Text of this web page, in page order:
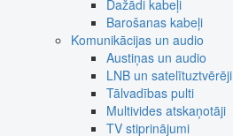
Dažādi kabeļi
Barošanas kabeļi
Komunikācijas un audio
Austiņas un audio
LNB un satelītuztvērēji
Tālvadības pulti
Multivides atskaņotāji
TV stiprinājumi